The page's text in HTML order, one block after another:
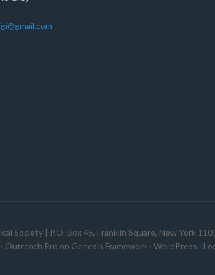
Society | P.O. Box 45, Franklin Square, New York
Outreach Pro on Genesis Framework · WordPress ·